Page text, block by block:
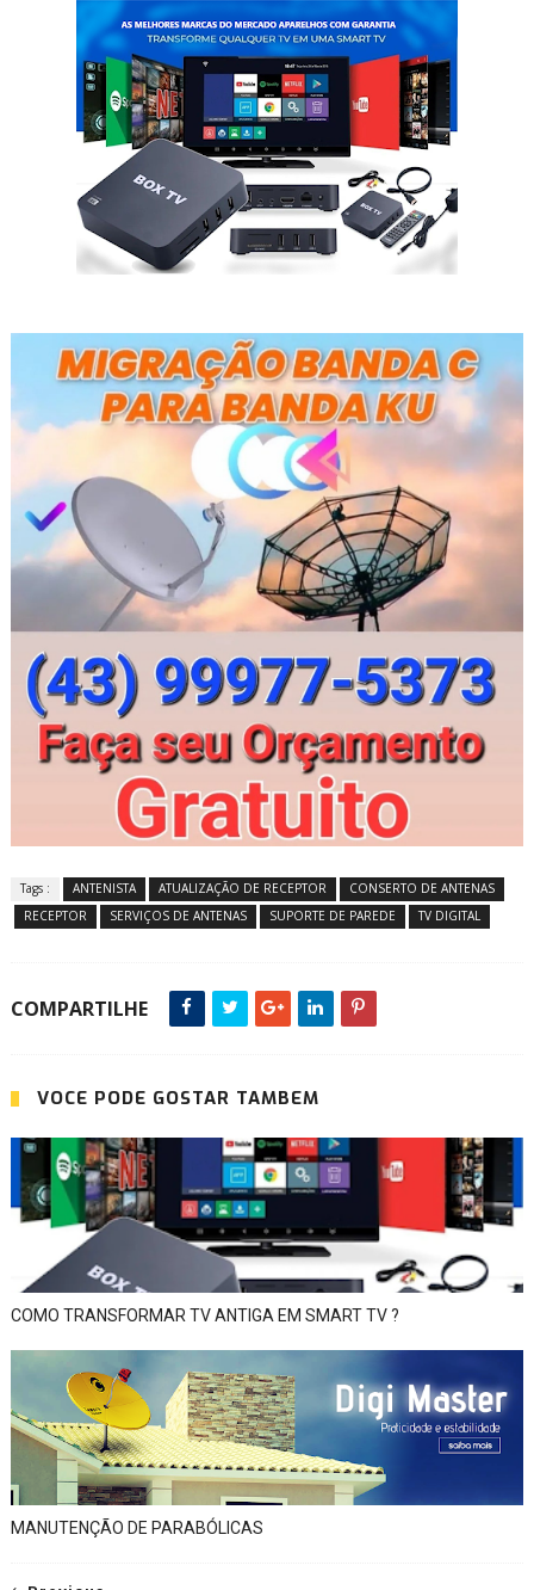
Tags : ANTENISTA ATUALIZAÇÃO DE RECEPTOR
CONSERTO DE ANTENAS
RECEPTOR
SERVIÇOS DE ANTENAS SUPORTE DE PAREDE TV DIGITAL
COMPARTILHE
VOCÊ PODE GOSTAR TAMBÉM
COMO TRANSFORMAR TV ANTIGA EM SMART TV ?
MANUTENÇÃO DE PARABÓLICAS